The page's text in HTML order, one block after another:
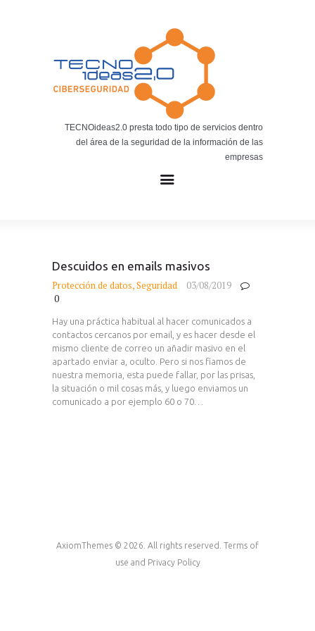
TECNOideas2.0 presta todo tipo de servicios dentro
del área de la seguridad de la información de las
empresas
BLOG TECNOIDEAS
Noticias tecnológicas.
Descuidos en emails masivos
Protección de datos,Seguridad
03/08/2019
0
Hay una práctica habitual al hacer comunicados a
contactos cercanos por email, y es hacer desde el
mismo cliente de correo un añadir masivo en el
apartado enviar a, oculto. Pero si nos fiamos de
nuestra memoria, esta puede fallar, por las prisas,
la situación o mil cosas más, y luego enviamos un
comunicado a por ejemplo 60 o 70…
AxiomThemes © 2026. All rights reserved. Terms of
use and Privacy Policy